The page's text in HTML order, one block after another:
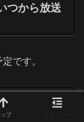
つから放送
です。
クールです
ップ